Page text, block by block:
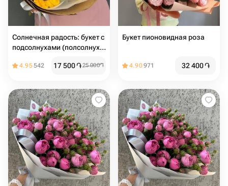
Солнечная радость: букет с
подсолнухами (полсолнух ,
4.95542 17 500֏25 000֏
Букет пионовидная роза
4.90971 32 400֏